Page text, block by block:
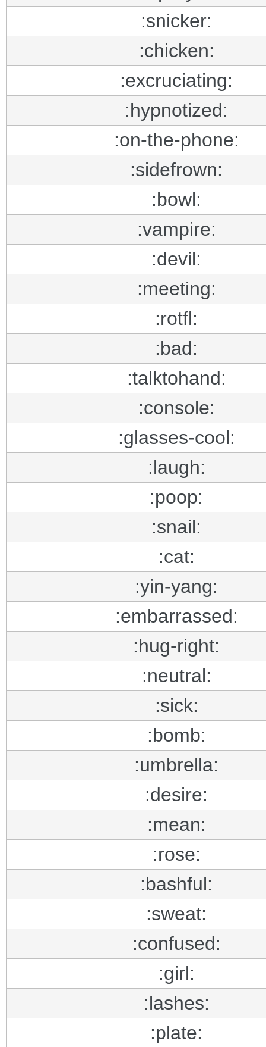
:snicker:
:chicken:
:excruciating:
:hypnotized:
:on-the-phone:
:sidefrown:
:bowl:
:vampire:
:devil:
:meeting:
:rotfl:
:bad:
:talktohand:
:console:
:glasses-cool:
:laugh:
:poop:
:snail:
:cat:
:yin-yang:
:embarrassed:
:hug-right:
:neutral:
:sick:
:bomb:
:umbrella:
:desire:
:mean:
:rose:
:bashful:
:sweat:
:confused:
:girl:
:lashes:
:plate: